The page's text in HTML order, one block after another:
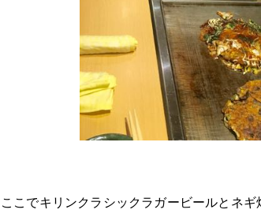
ここでキリンクラシックラガービールとネ